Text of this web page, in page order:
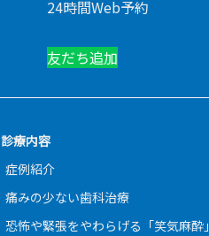
24時間Web予約
友だち追加
診療内容
症例紹介
痛みの少ない歯科治療
恐怖や緊張をやわらげる「笑気麻酔」